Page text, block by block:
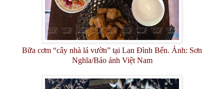
Bữa cơm “cây nhà lá vườn” tại Lan Đình Bến. Ảnh: Sơn
Nghĩa/Báo ảnh Việt Nam